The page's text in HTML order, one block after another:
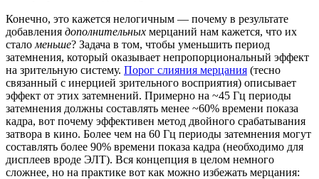
Конечно, это кажется нелогичным — почему в результате
добавления дополнительных мерцаний нам кажется, что их
стало меньше? Задача в том, чтобы уменьшить период
затемнения, который оказывает непропорциональный эффект
на зрительную систему. Порог слияния мерцания (тесно
связанный с инерцией зрительного восприятия) описывает
эффект от этих затемнений. Примерно на ~45 Гц периоды
затемнения должны составлять менее ~60% времени показа
кадра, вот почему эффективен метод двойного срабатывания
затвора в кино. Более чем на 60 Гц периоды затемнения могут
составлять более 90% времени показа кадра (необходимо для
дисплеев вроде ЭЛТ). Вся концепция в целом немного
сложнее, но на практике вот как можно избежать мерцания: